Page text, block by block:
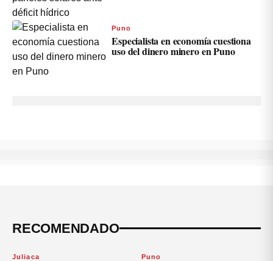
Puno
Especialista en economía cuestiona
uso del dinero minero en Puno
RECOMENDADO
Juliaca Puno